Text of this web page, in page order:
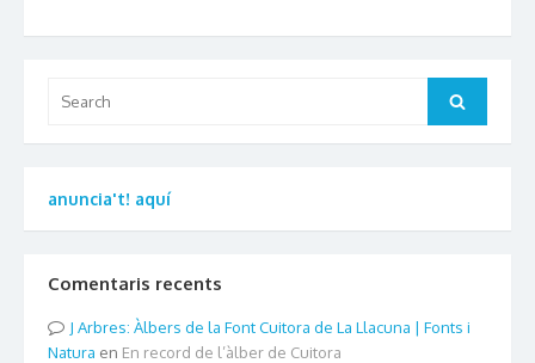
for:
Search
anuncia't! aquí
Comentaris recents
Arbres: Àlbers de la Font Cuitora de La Llacuna | Fonts i
Natura en En record de l’àlber de Cuitora